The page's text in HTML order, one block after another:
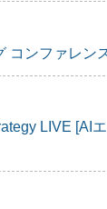
コンファレン
LIVE [AI